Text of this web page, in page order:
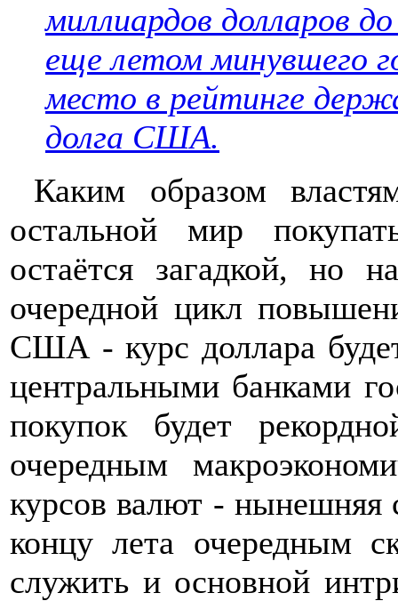
миллиардов долларов
еще летом минувшего
место в рейтинге
долга США.
Каким образом
остальной мир
остаётся загадкой, но
очередной цикл
США - курс доллара
центральными банками
покупок будет
очередным
курсов валют - нынешняя
концу лета очередным
служить и основной